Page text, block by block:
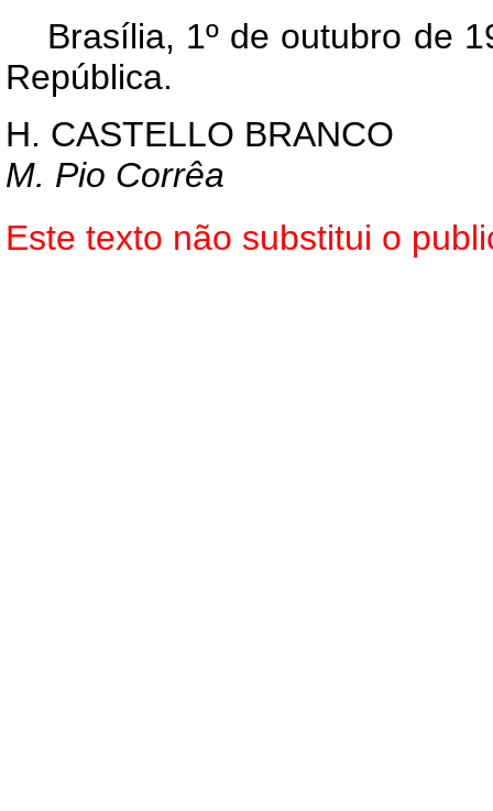
Brasília, 1º de outubro de
República.
H. CASTELLO BRANCO
M. Pio Corrêa
Este texto não substitui o